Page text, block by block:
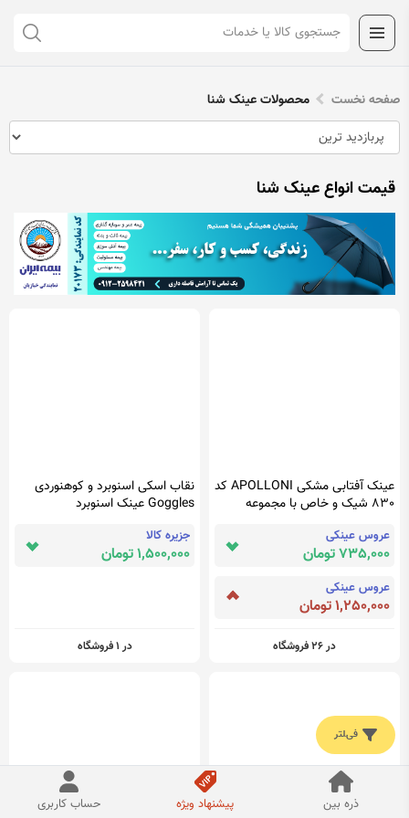
صفحه نخست محصولات عینک شنا
قیمت انواع عینک شنا
عینک آفتابی مشکی APOLLONI کد
830 شیک و خاص با مجموعه
عروس عینکی
735,000 تومان
عروس عینکی
1,250,000 تومان
در 26 فروشگاه
نقاب اسکی اسنوبرد و کوهنوردی
Goggles عینک اسنوبرد
جزیره کالا
1,500,000 تومان
در 1 فروشگاه
فیلتر
ذره بین پیشنهاد ویژه حساب کاربری